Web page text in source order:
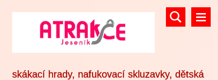
skákací hrady, nafukovací skluzavky, dětská